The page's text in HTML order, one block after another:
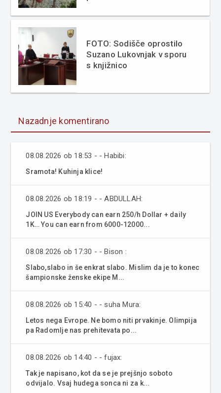
FOTO: Sodišče oprostilo
Suzano Lukovnjak v sporu
s knjižnico
Nazadnje komentirano
08.08.2026 ob 18:53 - - Habibi:
Sramota! Kuhinja klice!
08.08.2026 ob 18:19 - - ABDULLAH:
JOIN US Everybody can earn 250/h Dollar + daily
1K… You can earn from 6000-12000...
08.08.2026 ob 17:30 - - Bison :
Slabo,slabo in še enkrat slabo. Mislim da je to konec
šampionske ženske ekipe M...
08.08.2026 ob 15:40 - - suha Mura:
Letos nega Evrope. Ne bomo niti prvakinje. Olimpija
pa Radomlje nas prehitevata po...
08.08.2026 ob 14:40 - - fujax:
Tak je napisano, kot da se je prejšnjo soboto
odvijalo. Vsaj hudega sonca ni za k...